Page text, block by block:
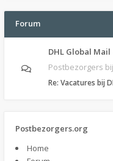
Forum
DHL Global Mail
Postbezorgers
Re: Vacatures bij
Postbezorgers.org
Home